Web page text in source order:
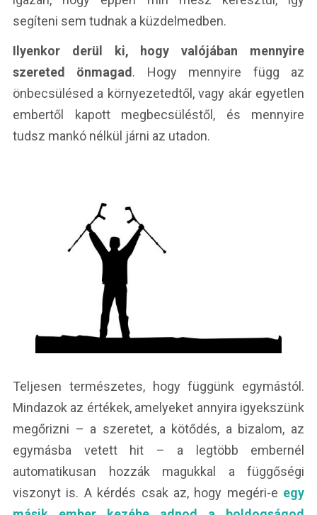
segíteni sem tudnak a küzdelmedben.
Ilyenkor derül ki, hogy valójában mennyire
szereted önmagad. Hogy mennyire függ az
önbecsülésed a környezetedtől, vagy akár egyetlen
embertől kapott megbecsüléstől, és mennyire
tudsz mankó nélkül járni az utadon.
Teljesen természetes, hogy függünk egymástól.
Mindazok az értékek, amelyeket annyira igyekszünk
megőrizni – a szeretet, a kötődés, a bizalom, az
egymásba vetett hit – a legtöbb embernél
automatikusan hozzák magukkal a függőségi
viszonyt is. A kérdés csak az, hogy megéri-e egy